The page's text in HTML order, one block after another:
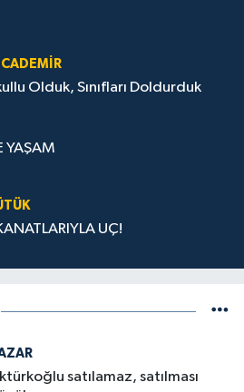
Olduk, Sınıfları Doldurduk
YAŞAM
UÇ!
satılamaz, satılması